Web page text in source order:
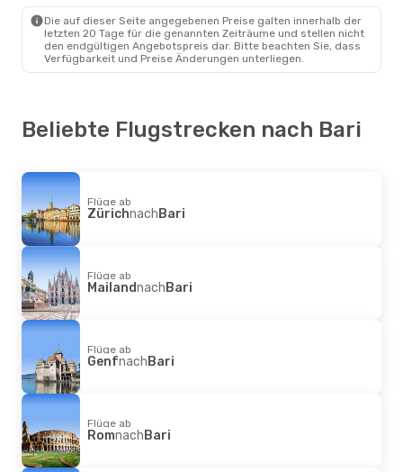
Die auf dieser Seite angegebenen Preise galten innerhalb der
letzten 20 Tage für die genannten Zeiträume und stellen nicht
den endgültigen Angebotspreis dar. Bitte beachten Sie, dass
Verfügbarkeit und Preise Änderungen unterliegen.
Beliebte Flugstrecken nach Bari
Flüge ab
ZürichnachBari
Flüge ab
MailandnachBari
Flüge ab
GenfnachBari
Flüge ab
RomnachBari